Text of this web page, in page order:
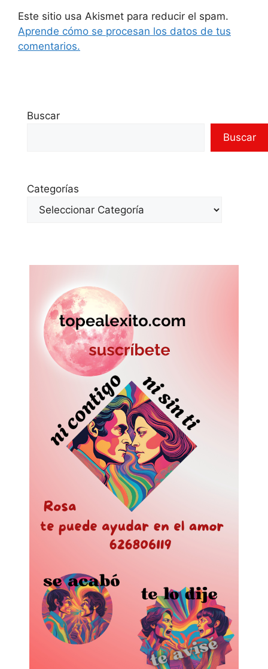
Este sitio usa Akismet para reducir el spam.
Aprende cómo se procesan los datos de tus
comentarios.
Buscar
Buscar
Categorías